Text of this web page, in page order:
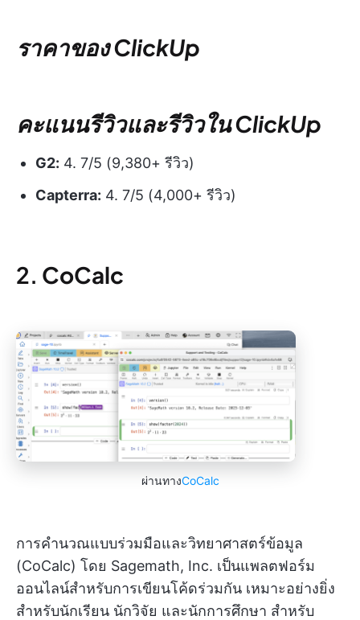
ราคาของ ClickUp
คะแนนรีวิวและรีวิวใน ClickUp
G2: 4. 7/5 (9,380+ รีวิว)
Capterra: 4. 7/5 (4,000+ รีวิว)
2. CoCalc
ผ่านทางCoCalc
การคำนวณแบบร่วมมือและวิทยาศาสตร์ข้อมูล
(CoCalc) โดย Sagemath, Inc. เป็นแพลตฟอร์ม
ออนไลน์สำหรับการเขียนโค้ดร่วมกัน เหมาะอย่างยิ่ง
สำหรับนักเรียน นักวิจัย และนักการศึกษา สำหรับ